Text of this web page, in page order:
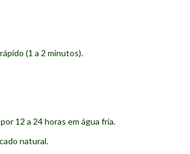
(1 a 2 minutos).
12 a 24 horas em água fria.
natural.